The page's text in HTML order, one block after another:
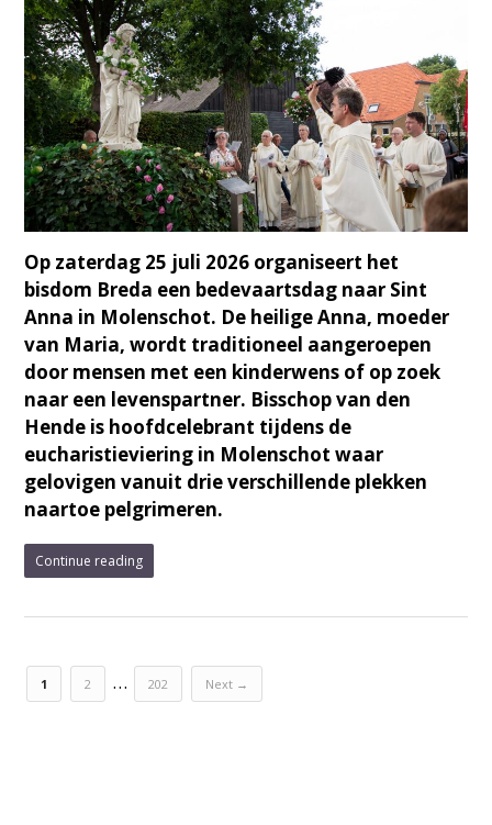
Op zaterdag 25 juli 2026 organiseert het
bisdom Breda een bedevaartsdag naar Sint
Anna in Molenschot. De heilige Anna, moeder
van Maria, wordt traditioneel aangeroepen
door mensen met een kinderwens of op zoek
naar een levenspartner. Bisschop van den
Hende is hoofdcelebrant tijdens de
eucharistieviering in Molenschot waar
gelovigen vanuit drie verschillende plekken
naartoe pelgrimeren.
Continue reading
1 2 … 202 Next →